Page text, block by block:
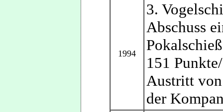
1994
3.
Abschuss
151
Austritt
der